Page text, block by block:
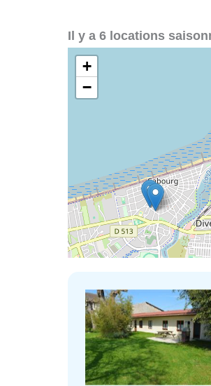
Il y a 6 locations
+
−